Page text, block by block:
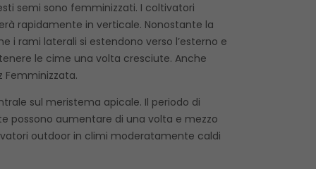
semi sono femminizzati. I coltivatori
rapidamente in verticale. Nonostante la
rami laterali si estendono verso l’esterno e
le cime una volta cresciute. Anche
Femminizzata.
sul meristema apicale. Il periodo di
possono aumentare di una volta e mezzo
outdoor in climi moderatamente caldi